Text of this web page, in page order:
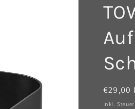
Preis
€29,00
Inkl.